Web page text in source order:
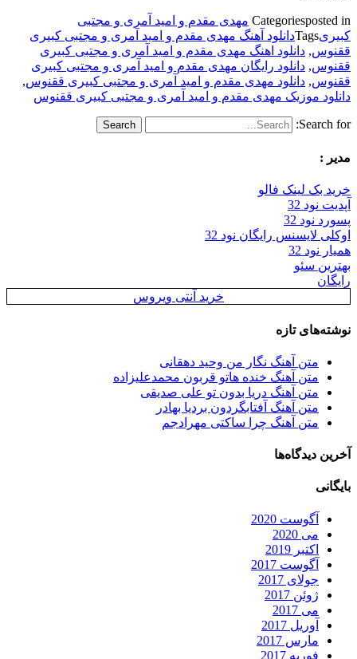
Categoriesposted in
مهدى مقدم و امید آمرى و مجتبى
کبیرىTagsدانلود آهنگ مهدى مقدم و امید آمرى و مجتبى کبیرى
ققنوس, دانلود اهنگ مهدى مقدم و امید آمرى و مجتبى کبیرى
ققنوس, دانلود رایگان مهدى مقدم و امید آمرى و مجتبى کبیرى
ققنوس, دانلود مهدى مقدم و امید آمرى و مجتبى کبیرى ققنوس,
دانلود موزیک مهدى مقدم و امید آمرى و مجتبى کبیرى ققنوس
Search for:
مدیر :
خرید بک لینک فالو
آپدیت نود 32
پسورد نود 32
اوکلی لایسنس رایگان نود 32
همیار نود 32
بهترین سئو
رایگان
خرید آنتی ویروس
نوشته‌های تازه
متن آهنگ نگار من وحید دهقانی
متن آهنگ خنده هاتو قربون محمدعلیزاده
متن آهنگ دریا بدون تو علی صدیقی
متن آهنگ آفتابگردون بردیا بهادر
متن آهنگ چرا ساکتی مهرادجم
آخرین دیدگاه‌ها
بایگانی
آگوست 2020
می 2020
اکتبر 2019
آگوست 2017
جولای 2017
ژوئن 2017
می 2017
آوریل 2017
مارس 2017
فوریه 2017